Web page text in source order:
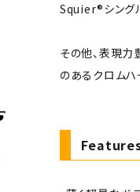
Squier®シング
その他、表現力
のあるクロムハ